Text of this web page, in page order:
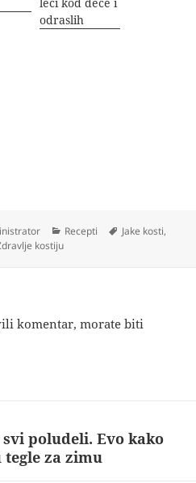
odraslih
Kategorije
Recepti Oznake
Jake kosti,
kostiju
komentar, moratebiti
poludeli. Evo kako
za zimu